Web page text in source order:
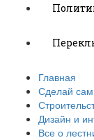
Главная
Сделай сам
Дизайн и
Все о